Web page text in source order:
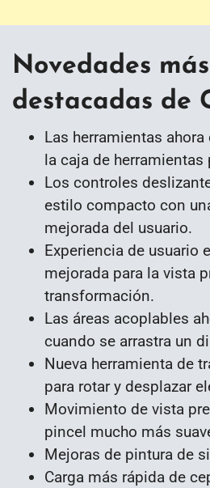
Novedades más
destacadas de
Las herramientas
la caja de herramientas
Los controles
estilo compacto con
mejorada del usuario.
Experiencia de usuario
mejorada para la vista
transformación.
Las áreas acoplables
cuando se arrastra un
Nueva herramienta de
para rotar y desplazar
Movimiento de vista
pincel mucho más
Mejoras de pintura de
Carga más rápida de